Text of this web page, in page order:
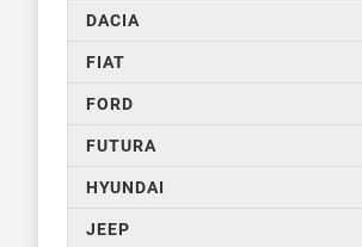
DACIA
FIAT
FORD
FUTURA
HYUNDAI
JEEP